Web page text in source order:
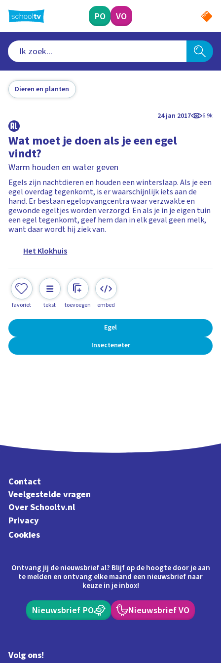
naar
hoofdinhoud
PO VO
Dieren en planten
24 jan 2017 6.9k
Wat moet je doen als je een egel
vindt?
Warm houden en water geven
Egels zijn nachtdieren en houden een winterslaap. Als je een
egel overdag tegenkomt, is er waarschijnlijk iets aan de
hand. Er bestaan egelopvangcentra waar verzwakte en
gewonde egeltjes worden verzorgd. En als je in je eigen tuin
een egel tegenkomt, geef hem dan in elk geval geen melk,
want daar wordt hij ziek van.
Het Klokhuis
favoriet tekst toevoegen embed
Egel
Insecteneter
Contact
Veelgestelde vragen
Over Schooltv.nl
Privacy
Cookies
Ontvang jij de nieuwsbrief al? Blijf op de hoogte door je aan
te melden en ontvang elke maand een nieuwsbrief naar
keuze in je inbox!
Nieuwsbrief PO Nieuwsbrief VO
Volg ons!